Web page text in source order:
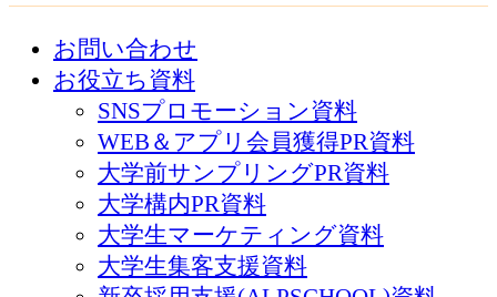
お問い合わせ
お役立ち資料
SNSプロモーション資料
WEB＆アプリ会員獲得PR資料
大学前サンプリングPR資料
大学構内PR資料
大学生マーケティング資料
大学生集客支援資料